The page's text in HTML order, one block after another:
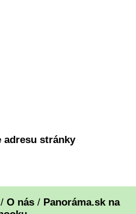
adresu stránky
O nás/ Panoráma.sk na